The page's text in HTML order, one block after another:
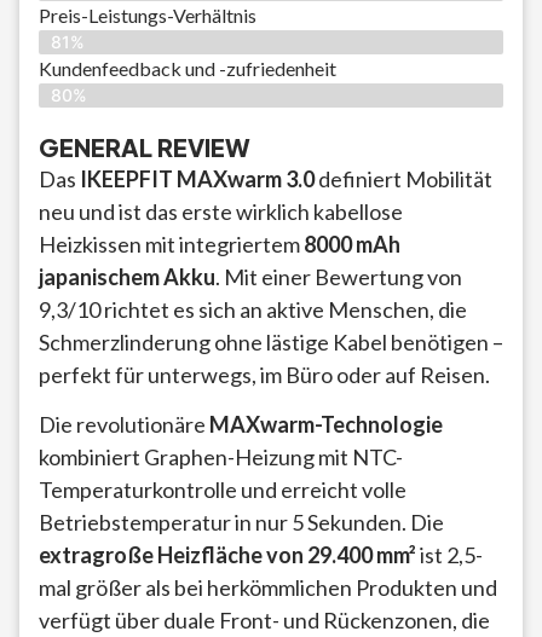
Preis-Leistungs-Verhältnis
81%
Kundenfeedback und -zufriedenheit
80%
GENERAL REVIEW
Das IKEEPFIT MAXwarm 3.0definiert Mobilität
neu und ist das erste wirklich kabellose
Heizkissen mit integriertem8000 mAh
japanischem Akku. Mit einer Bewertung von
9,3/10 richtet es sich an aktive Menschen, die
Schmerzlinderung ohne lästige Kabel benötigen –
perfekt für unterwegs, im Büro oder auf Reisen.
Die revolutionäre MAXwarm-Technologie
kombiniert Graphen-Heizung mit NTC-
Temperaturkontrolle und erreicht volle
Betriebstemperatur in nur 5 Sekunden. Die
extragroße Heizfläche von 29.400 mm²ist 2,5-
mal größer als bei herkömmlichen Produkten und
verfügt über duale Front- und Rückenzonen, die